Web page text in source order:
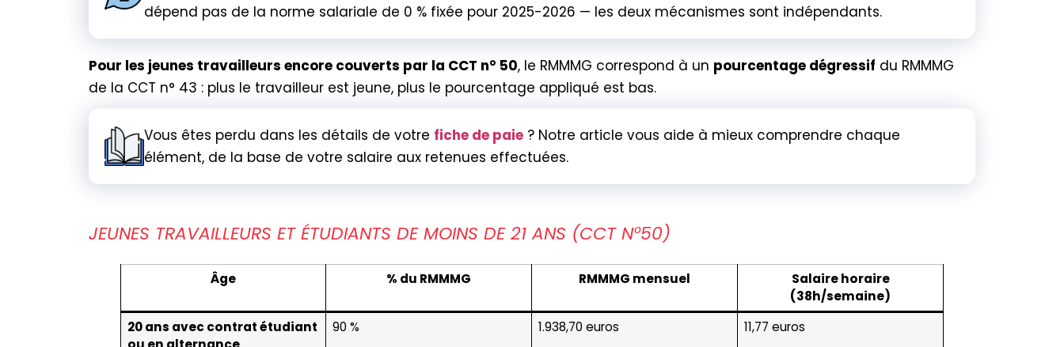
dépend pas de la norme salariale de 0 % fixée pour 2025-2026 — les deux mécanismes sont indépendants.
Pour les jeunes travailleurs encore couverts par la CCT n° 50, le RMMMG correspond à un pourcentage dégressif du RMMMG
de la CCT n° 43 : plus le travailleur est jeune, plus le pourcentage appliqué est bas.
Vous êtes perdu dans les détails de votre fiche de paie ? Notre article vous aide à mieux comprendre chaque
élément, de la base de votre salaire aux retenues effectuées.
JEUNES TRAVAILLEURS ET ÉTUDIANTS DE MOINS DE 21 ANS (CCT N°50)
Âge % du RMMMG RMMMG mensuel
Salaire horaire
(38h/semaine)
20 ans avec contrat étudiant
90 % 1.938,70 euros 11,77 euros